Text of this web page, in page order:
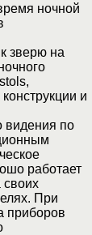
ночной
зверю на
и
видения по
работает
своих
При
приборов